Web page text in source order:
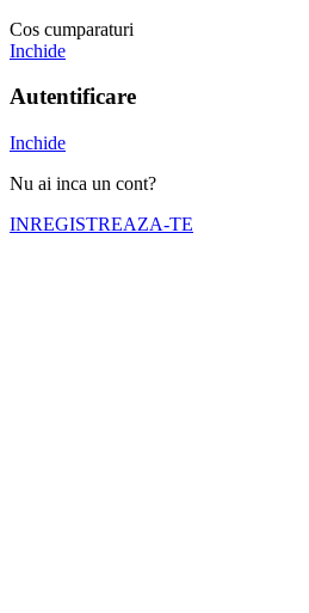
Cos cumparaturi
Inchide
Autentificare
Inchide
Nu ai inca un cont?
INREGISTREAZA-TE